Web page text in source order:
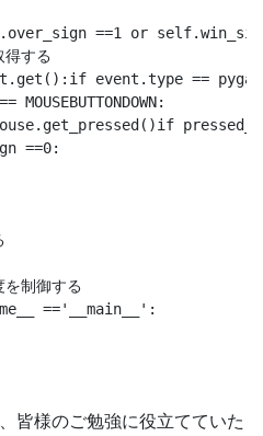
==1 or
する
event.type ==
==0:
制御する
=='__main__':
皆様のご勉強に役立てていた